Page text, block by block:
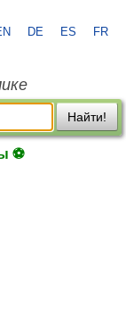
DE ES FR
Найти!
⚽